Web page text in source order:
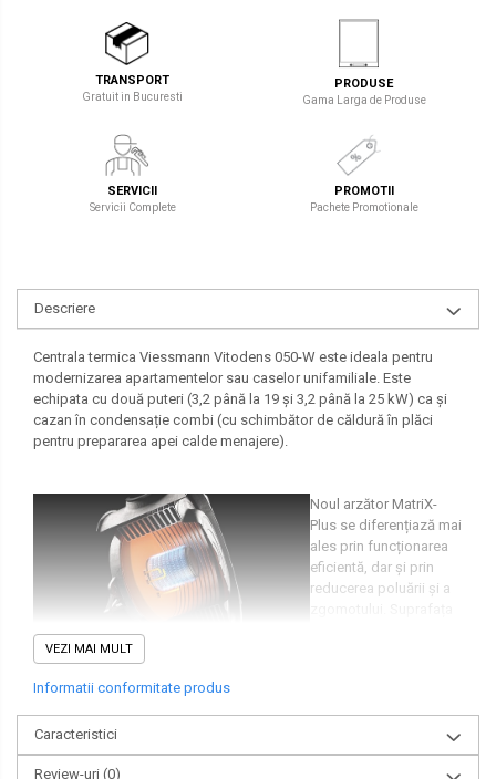
TRANSPORT
Gratuit in Bucuresti
PRODUSE
Gama Larga de Produse
SERVICII
Servicii Complete
PROMOTII
Pachete Promotionale
Descriere
Centrala termica Viessmann Vitodens 050-W este ideala pentru
modernizarea apartamentelor sau caselor unifamiliale. Este
echipata cu două puteri (3,2 până la 19 și 3,2 până la 25 kW) ca și
cazan în condensație combi (cu schimbător de căldură în plăci
pentru prepararea apei calde menajere).
Noul arzător MatriX-
Plus se diferențiază mai
ales prin funcționarea
eficientă, dar și prin
reducerea poluării și a
aparatului fiabilitate și performanță ridicată un timp îndelungat. O
altă inovație tehnică de la Viessmann este controlul complet
automat al combustiei Lambda Pro. Se adaptează automat la toate
tipurile de gaz și asigură o ardere continuă curată și eficientă.
VEZI MAI MULT
Informatii conformitate produs
Caracteristici
Review-uri (0)